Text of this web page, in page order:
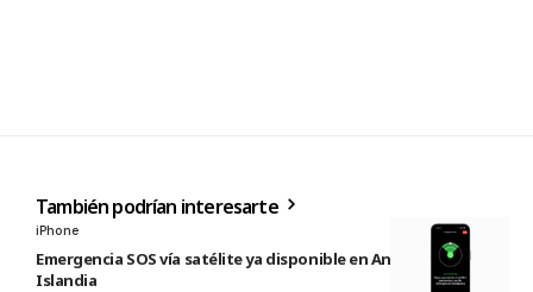
También podrían interesarte
iPhone
Emergencia SOS vía satélite ya disponible en Andorra e
Islandia